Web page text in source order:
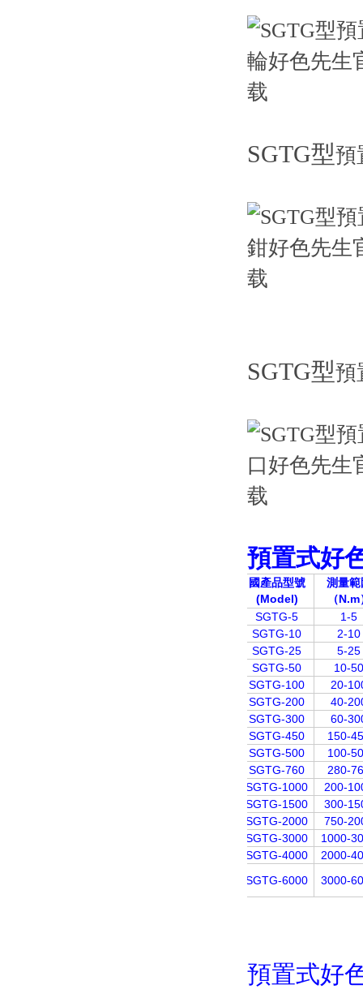
SGTG型預
SGTG型預
預置式好
國產品型號
(Model)
測量範
（N.m
SGTG-5
1-5
SGTG-10
2-10
SGTG-25
5-25
SGTG-50
10-
SGTG-100
20-
SGTG-200
40-
SGTG-300
60-
SGTG-450
150-
SGTG-500
100-
SGTG-760
280-
SGTG-1000
200-
SGTG-1500
300-
SGTG-2000
750-
SGTG-3000
1000-
SGTG-4000
2000-
SGTG-6000
3000-
預置式好